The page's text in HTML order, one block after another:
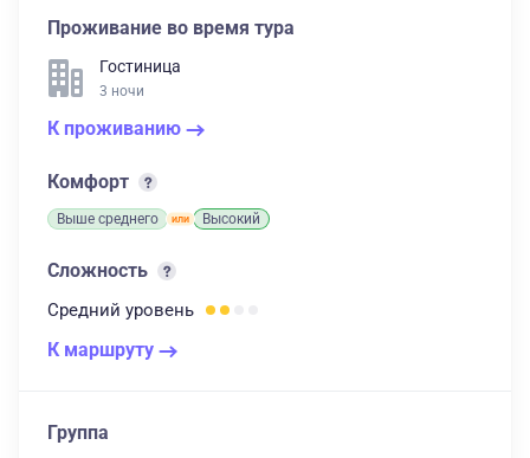
Проживание во время тура
Гостиница
3 ночи
К проживанию
Комфорт
Выше среднего Высокий
Сложность
Средний уровень
К маршруту
Группа